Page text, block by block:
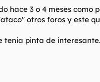
hace 3 o 4 meses
otros foros y este
tenia pinta de interesante.